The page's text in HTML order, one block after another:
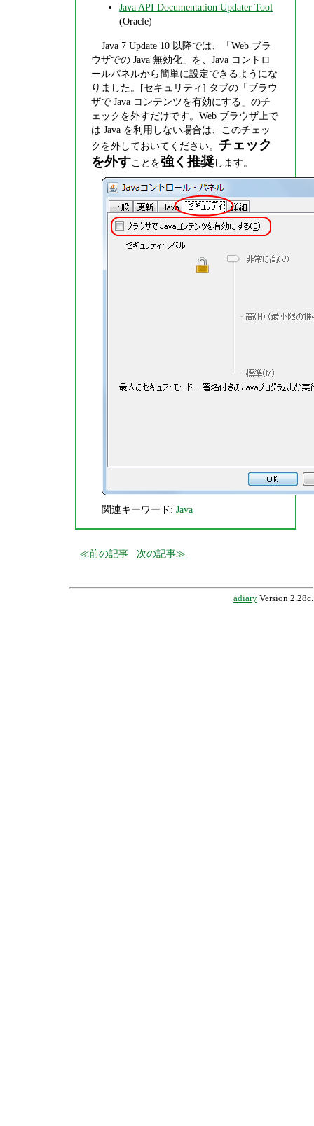
Java API Documentation Updater Tool
(Oracle)
Java 7 Update 10 以降では、「Web ブラ
ウザでの Java 無効化」を、Java コントロ
ールパネルから簡単に設定できるようにな
りました。[セキュリティ] タブの「ブラウ
ザで Java コンテンツを有効にする」のチ
ェックを外すだけです。Web ブラウザ上で
は Java を利用しない場合は、このチェッ
クを外しておいてください。 チェック
を外すことを強く推奨します。
関連キーワード: Java
前の記事 次の記事
adiary Version 2.28c.